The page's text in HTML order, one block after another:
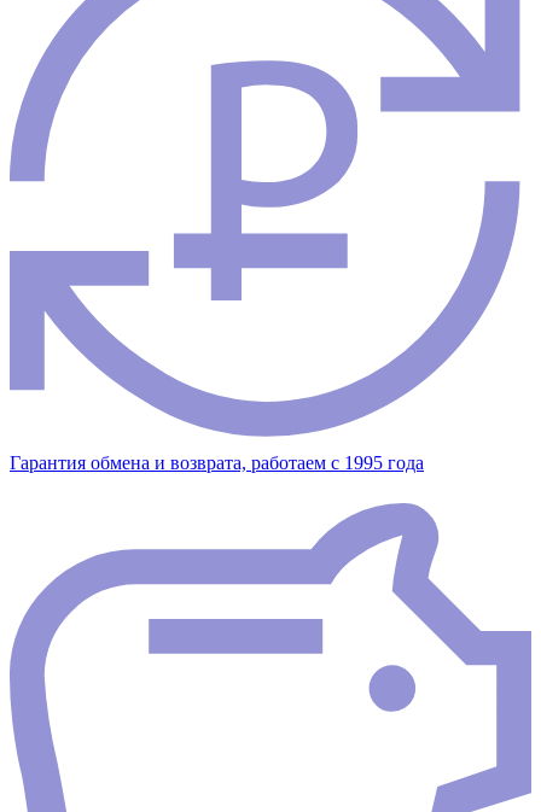
Гарантия обмена и возврата, работаем с 1995 года